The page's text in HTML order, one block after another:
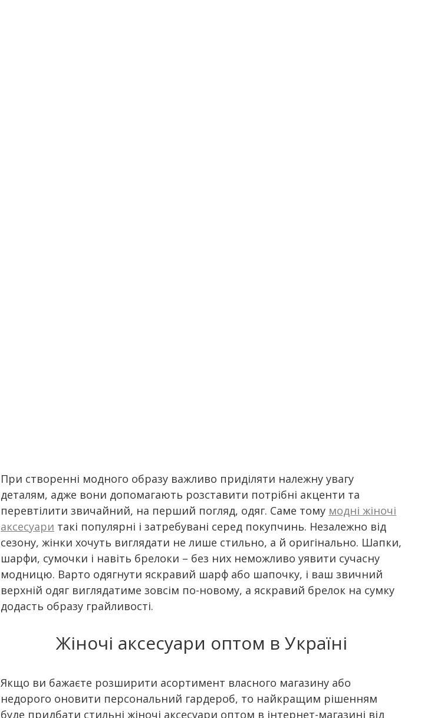
При створенні модного образу важливо приділяти належну увагу
деталям, адже вони допомагають розставити потрібні акценти та
перевтілити звичайний, на перший погляд, одяг. Саме тому модні жіночі
аксесуари такі популярні і затребувані серед покупчинь. Незалежно від
сезону, жінки хочуть виглядати не лише стильно, а й оригінально. Шапки,
шарфи, сумочки і навіть брелоки – без них неможливо уявити сучасну
модницю. Варто одягнути яскравий шарф або шапочку, і ваш звичний
верхній одяг виглядатиме зовсім по-новому, а яскравий брелок на сумку
додасть образу грайливості.
Жіночі аксесуари оптом в Україні
Якщо ви бажаєте розширити асортимент власного магазину або
недорого оновити персональний гардероб, то найкращим рішенням
буде придбати стильні жіночі аксесуари оптом в інтернет-магазині від